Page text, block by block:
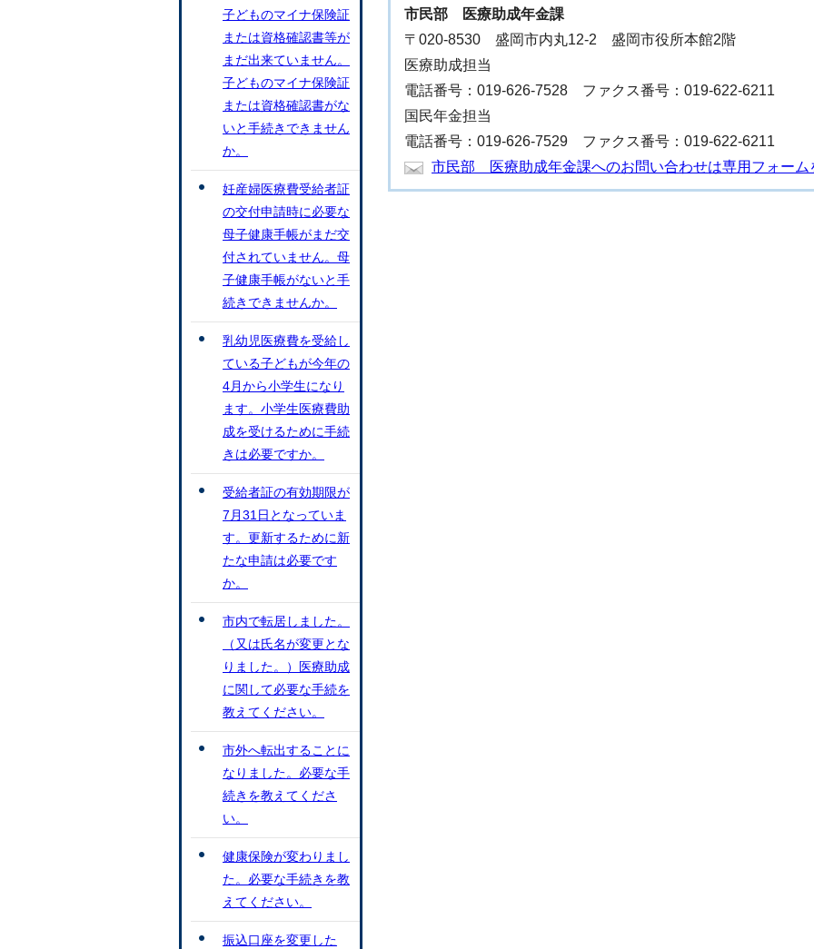
市民部
医療助成年金課
〒020-8530 盛岡市内丸12-2 盛岡市役所本館2階
医療助成担当
電話番号：019-626-7528 ファクス番号：019-622-6211
国民年金担当
電話番号：019-626-7529 ファクス番号：019-622-6211
市民部 医療助成年金課へのお問い合わせは専用フォーム
子どものマイナ保険証
または資格確認書等が
まだ出来ていません。
子どものマイナ保険証
または資格確認書がな
いと手続きできません
か。
妊産婦医療費受給者証
の交付申請時に必要な
母子健康手帳がまだ交
付されていません。母
子健康手帳がないと手
続きできませんか。
乳幼児医療費を受給し
ている子どもが今年の
4月から小学生になり
ます。小学生医療費助
成を受けるために手続
きは必要ですか。
受給者証の有効期限が
7月31日となっていま
す。更新するために新
たな申請は必要です
か。
市内で転居しました。
（又は氏名が変更とな
りました。）医療助成
に関して必要な手続を
教えてください。
市外へ転出することに
なりました。必要な手
続きを教えてくださ
い。
健康保険が変わりまし
た。必要な手続きを教
えてください。
振込口座を変更した